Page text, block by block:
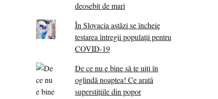
deosebit de mari
În Slovacia astăzi se încheie
testarea întregii populații pentru
COVID-19
De ce nu e bine să te uiți în
oglindă noaptea! Ce arată
superstițiile din popor